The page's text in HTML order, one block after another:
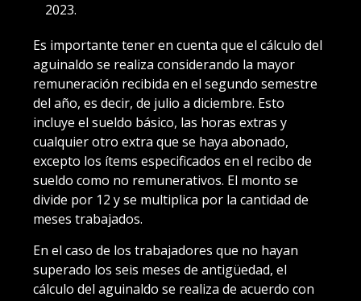
2023.
Es importante tener en cuenta que el cálculo del
aguinaldo se realiza considerando la mayor
remuneración recibida en el segundo semestre
del año, es decir, de julio a diciembre. Esto
incluye el sueldo básico, las horas extras y
cualquier otro extra que se haya abonado,
excepto los ítems especificados en el recibo de
sueldo como no remunerativos. El monto se
divide por 12 y se multiplica por la cantidad de
meses trabajados.
En el caso de los trabajadores que no hayan
superado los seis meses de antigüedad, el
cálculo del aguinaldo se realiza de acuerdo con